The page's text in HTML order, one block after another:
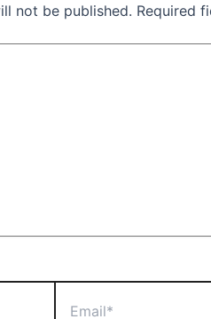
not be published. Required